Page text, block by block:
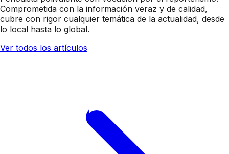
Comprometida con la información veraz y de calidad,
cubre con rigor cualquier temática de la actualidad, desde
lo local hasta lo global.
Ver todos los artículos